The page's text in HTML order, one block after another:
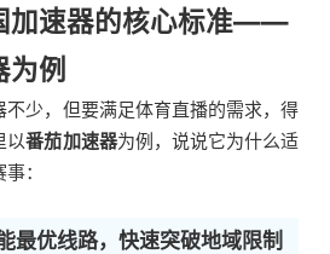
加速器的核心标准——
为例
不少，但要满足体育直播的需求，得
以番茄加速器为例，说说它为什么适
：
最优线路，快速突破地域限制